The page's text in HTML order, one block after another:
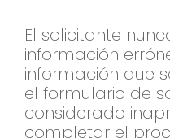
El solicitante
información
información que
el formulario de
considerado
completar el